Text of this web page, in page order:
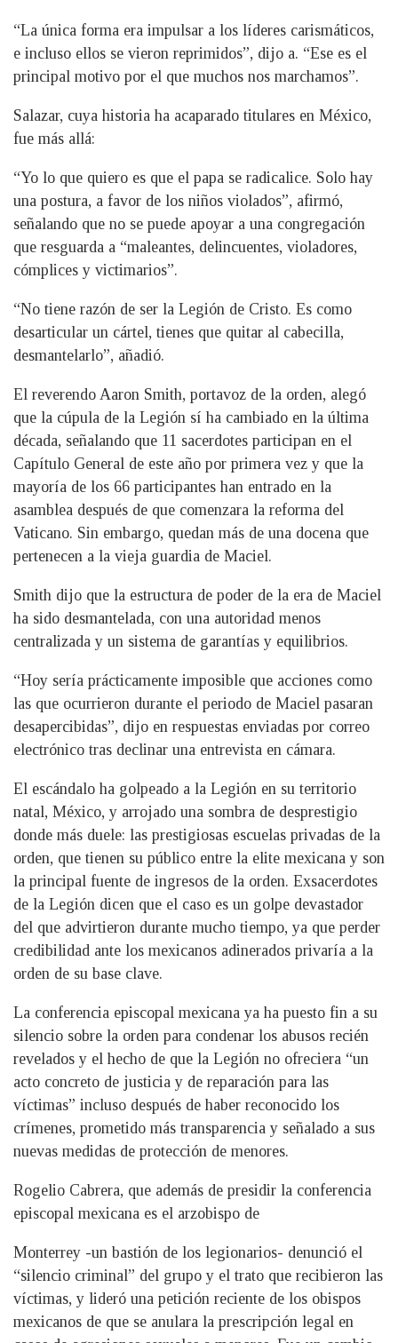
“La única forma era impulsar a los líderes carismáticos,
e incluso ellos se vieron reprimidos”, dijo a. “Ese es el
principal motivo por el que muchos nos marchamos”.
Salazar, cuya historia ha acaparado titulares en México,
fue más allá:
“Yo lo que quiero es que el papa se radicalice. Solo hay
una postura, a favor de los niños violados”, afirmó,
señalando que no se puede apoyar a una congregación
que resguarda a “maleantes, delincuentes, violadores,
cómplices y victimarios”.
“No tiene razón de ser la Legión de Cristo. Es como
desarticular un cártel, tienes que quitar al cabecilla,
desmantelarlo”, añadió.
El reverendo Aaron Smith, portavoz de la orden, alegó
que la cúpula de la Legión sí ha cambiado en la última
década, señalando que 11 sacerdotes participan en el
Capítulo General de este año por primera vez y que la
mayoría de los 66 participantes han entrado en la
asamblea después de que comenzara la reforma del
Vaticano. Sin embargo, quedan más de una docena que
pertenecen a la vieja guardia de Maciel.
Smith dijo que la estructura de poder de la era de Maciel
ha sido desmantelada, con una autoridad menos
centralizada y un sistema de garantías y equilibrios.
“Hoy sería prácticamente imposible que acciones como
las que ocurrieron durante el periodo de Maciel pasaran
desapercibidas”, dijo en respuestas enviadas por correo
electrónico tras declinar una entrevista en cámara.
El escándalo ha golpeado a la Legión en su territorio
natal, México, y arrojado una sombra de desprestigio
donde más duele: las prestigiosas escuelas privadas de la
orden, que tienen su público entre la elite mexicana y son
la principal fuente de ingresos de la orden. Exsacerdotes
de la Legión dicen que el caso es un golpe devastador
del que advirtieron durante mucho tiempo, ya que perder
credibilidad ante los mexicanos adinerados privaría a la
orden de su base clave.
La conferencia episcopal mexicana ya ha puesto fin a su
silencio sobre la orden para condenar los abusos recién
revelados y el hecho de que la Legión no ofreciera “un
acto concreto de justicia y de reparación para las
víctimas” incluso después de haber reconocido los
crímenes, prometido más transparencia y señalado a sus
nuevas medidas de protección de menores.
Rogelio Cabrera, que además de presidir la conferencia
episcopal mexicana es el arzobispo de
Monterrey -un bastión de los legionarios- denunció el
“silencio criminal” del grupo y el trato que recibieron las
víctimas, y lideró una petición reciente de los obispos
mexicanos de que se anulara la prescripción legal en